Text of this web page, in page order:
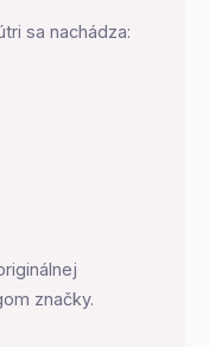
sa nachádza:
značky.